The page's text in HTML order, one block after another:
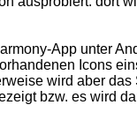
App unter
Icons
wird aber
bzw. es wird